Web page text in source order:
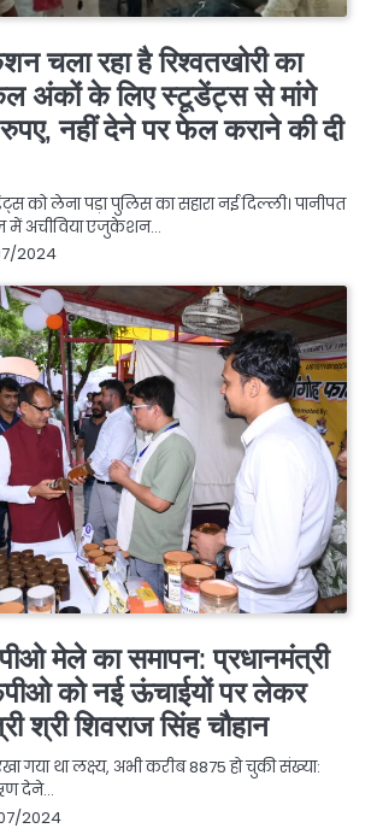
चला रहा है रिश्वतखोरी का
अंकों के लिए स्टूडेंट्स से मांगे
नहीं देने पर फेल कराने की दी
को लेना पड़ा पुलिस का सहारा नई दिल्ली। पानीपत
अचीविया एजुकेशन…
2024
मेले का समापन: प्रधानमंत्री
को नई ऊंचाईयों पर लेकर
श्री शिवराज सिंह चौहान
गया था लक्ष्य, अभी करीब 8875 हो चुकी संख्या:
देने…
2024